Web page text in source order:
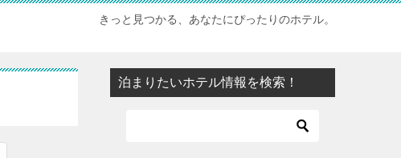
きっと見つかる、あなたにぴったりのホテル。
泊まりたいホテル情報を検索！